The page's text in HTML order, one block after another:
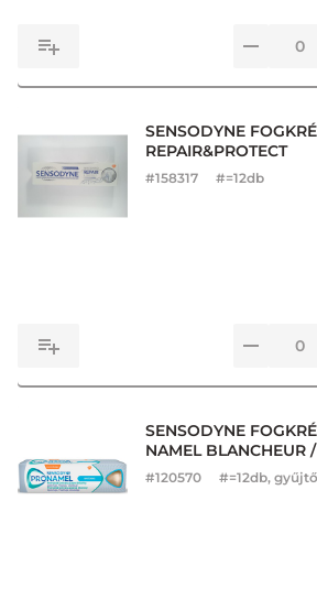
SENSODYNE
REPAIR&PROTECT
#158317 #=12db
SENSODYNE
NAMEL BLANCHEUR
#120570 #=12db,